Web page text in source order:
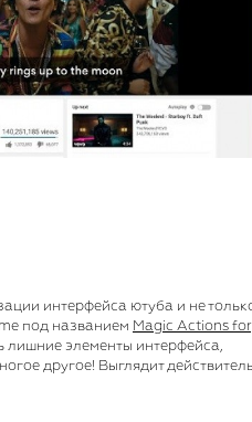
интерфейса ютуба и не
под названием Magic Actions for
лишние элементы интерфейса,
другое! Выглядит